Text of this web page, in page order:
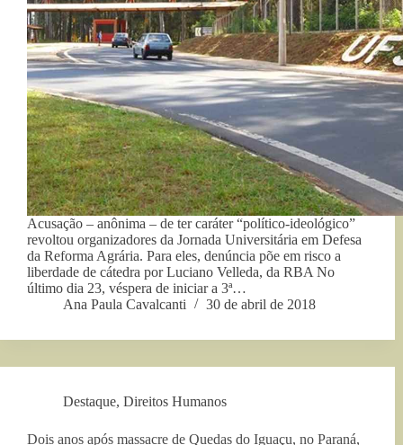
Acusação – anônima – de ter caráter “político-ideológico”
revoltou organizadores da Jornada Universitária em Defesa
da Reforma Agrária. Para eles, denúncia põe em risco a
liberdade de cátedra por Luciano Velleda, da RBA No
último dia 23, véspera de iniciar a 3ª…
Ana Paula Cavalcanti
30 de abril de 2018
Destaque, Direitos Humanos
Dois anos após massacre de Quedas do Iguaçu, no Paraná,